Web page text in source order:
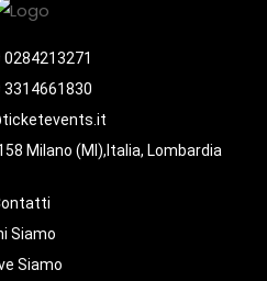
0284213271
3314661830
Milano (MI),Italia, Lombardia
Siamo
Siamo